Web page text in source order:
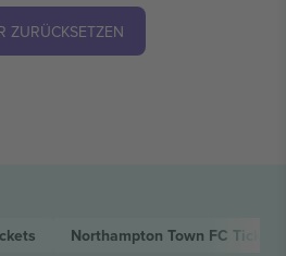
ZURÜCKSETZEN
Northampton Town FC Tickets